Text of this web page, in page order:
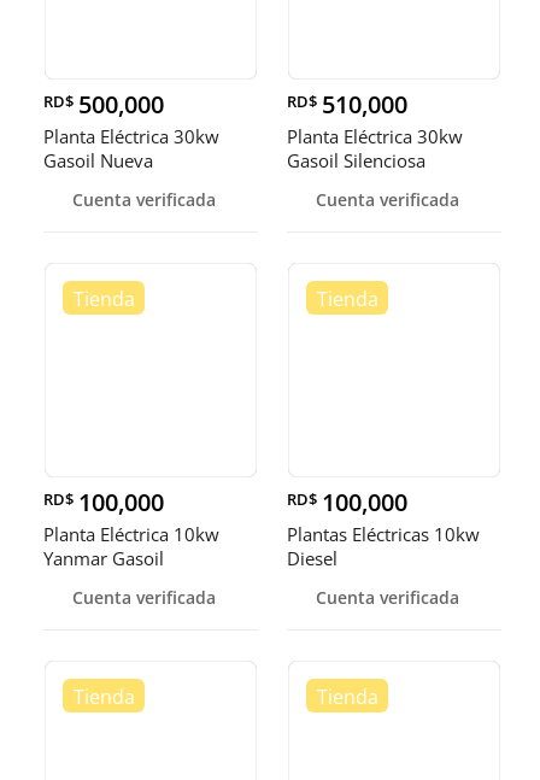
RD$ 500,000
Planta Eléctrica 30kw
Gasoil Nueva
Cuenta verificada
RD$ 510,000
Planta Eléctrica 30kw
Gasoil Silenciosa
Cuenta verificada
RD$ 100,000
Planta Eléctrica 10kw
Yanmar Gasoil
Cuenta verificada
RD$ 100,000
Plantas Eléctricas 10kw
Diesel
Cuenta verificada